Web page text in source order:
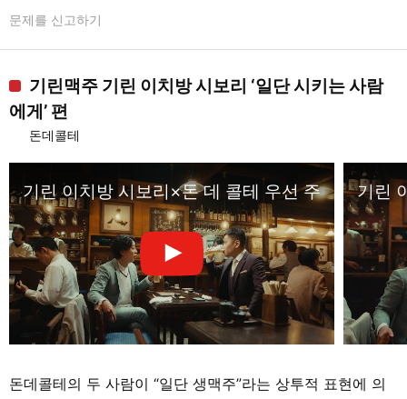
문제를 신고하기
기린맥주 기린 이치방 시보리 ‘일단 시키는 사람
에게’ 편
돈데콜테
기린 이치방 시보리×돈 데 콜테 우선 주문하는 사
기린
돈데콜테의 두 사람이 “일단 생맥주”라는 상투적 표현에 의